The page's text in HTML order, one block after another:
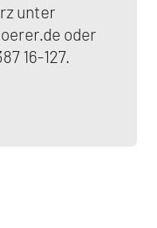
unter
oder
16-127.